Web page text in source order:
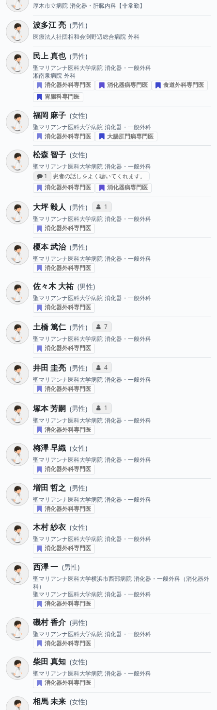
厚木市立病院 消化器・肝臓内科【非常勤】
波多江 亮 男性
医療法人社団相和会渕野辺総合病院 外科
民上 真也 男性
聖マリアンナ医科大学病院 消化器・一般外科
湘南泉病院 外科
消化器外科専門医
消化器病専門医
食道外科専門医
胃腸科専門医
福岡 麻子 女性
聖マリアンナ医科大学病院 消化器・一般外科
消化器外科専門医
大腸肛門病専門医
松森 智子 女性
聖マリアンナ医科大学病院 消化器・一般外科
感想投稿数
1
患者の話しをよく聴いてくれます。
消化器外科専門医
消化器病専門医
大坪 毅人 男性 コミュニケーション・タイプ投票数
1
聖マリアンナ医科大学病院 消化器・一般外科
消化器外科専門医
榎本 武治 男性
聖マリアンナ医科大学病院 消化器・一般外科
消化器外科専門医
佐々木 大祐 男性
聖マリアンナ医科大学病院 消化器・一般外科
消化器外科専門医
土橋 篤仁 男性 コミュニケーション・タイプ投票数
7
聖マリアンナ医科大学病院 消化器・一般外科
消化器外科専門医
井田 圭亮 男性 コミュニケーション・タイプ投票数
4
聖マリアンナ医科大学病院 消化器・一般外科
消化器外科専門医
塚本 芳嗣 男性 コミュニケーション・タイプ投票数
1
聖マリアンナ医科大学病院 消化器・一般外科
消化器外科専門医
梅澤 早織 女性
聖マリアンナ医科大学病院 消化器・一般外科
消化器外科専門医
増田 哲之 男性
聖マリアンナ医科大学病院 消化器・一般外科
消化器外科専門医
木村 紗衣 女性
聖マリアンナ医科大学病院 消化器・一般外科
消化器外科専門医
西澤 一 男性
聖マリアンナ医科大学横浜市西部病院 消化器・一般外科（消化器外
科）
聖マリアンナ医科大学病院 消化器・一般外科
消化器外科専門医
磯村 香介 男性
聖マリアンナ医科大学病院 消化器・一般外科
消化器外科専門医
柴田 真知 女性
聖マリアンナ医科大学病院 消化器・一般外科
消化器外科専門医
相馬 未来 女性